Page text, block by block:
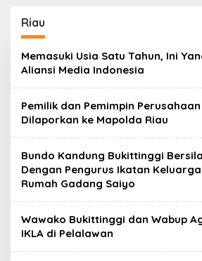
Milik Yayasan
Berdasarkan Putusan
Nomor
2108/K/Pdt/2022
Riau
Memasuki Usia Satu Tahun, Ini
Aliansi Media Indonesia
Pemilik dan Pemimpin Perusahaan
Dilaporkan ke Mapolda Riau
Bundo Kandung Bukittinggi
Dengan Pengurus Ikatan
Rumah Gadang Saiyo
Wawako Bukittinggi dan Wabup
IKLA di Pelalawan